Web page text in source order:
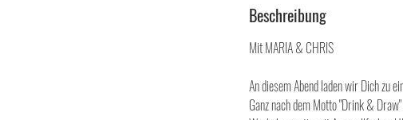
Beschreibung
Mit MARIA & CHRIS
An diesem Abend laden wir Dich zu
Ganz nach dem Motto "Drink &